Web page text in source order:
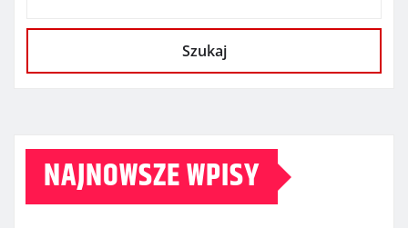
Szukaj
NAJNOWSZE WPISY